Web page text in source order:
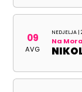
09
AVG
NEDJELJA |
Na